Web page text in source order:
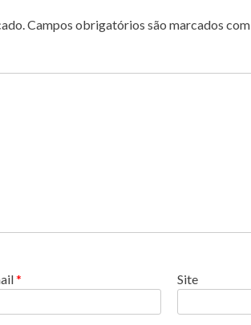
Campos obrigatórios são marcados com
* Site